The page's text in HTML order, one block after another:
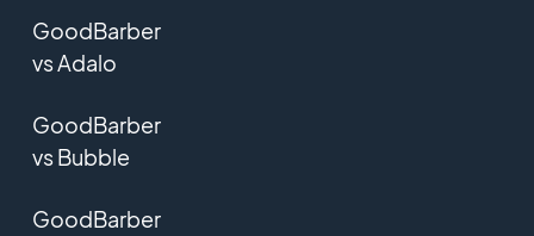
GoodBarber
vs Adalo
GoodBarber
vs Bubble
GoodBarber